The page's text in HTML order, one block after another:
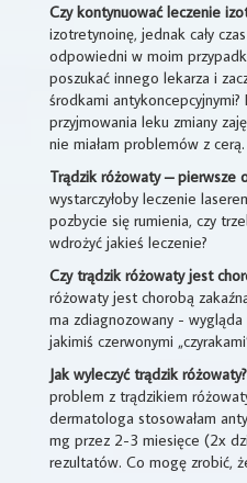
Czy kontynuować leczenie
izotretynoinę, jednak cały
odpowiedni w moim
poszukać innego lekarza i
środkami
przyjmowania leku zmiany
nie miałam problemów z cerą.
Trądzik różowaty – pierwsze
wystarczyłoby leczenie
pozbycie się rumienia, czy
wdrożyć jakieś leczenie?
Czy trądzik różowaty jest
różowaty jest chorobą
ma zdiagnozowany -
jakimiś czerwonymi
Jak wyleczyć trądzik różowaty?
problem z trądzikiem
dermatologa stosowałam
mg przez 2-3 miesięce (2x
rezultatów. Co mogę zrobić,